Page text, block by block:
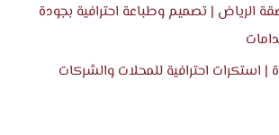
الرياض | تصميم وطباعة احترافية بجودة
استكرات احترافية للمحلات والشركات